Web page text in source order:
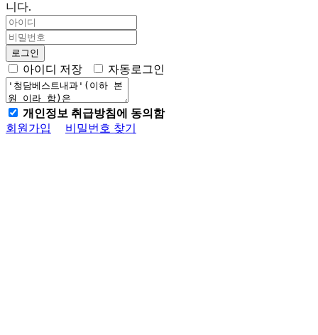
니다.
아이디 저장 자동로그인
개인정보 취급방침에 동의함
회원가입
비밀번호 찾기